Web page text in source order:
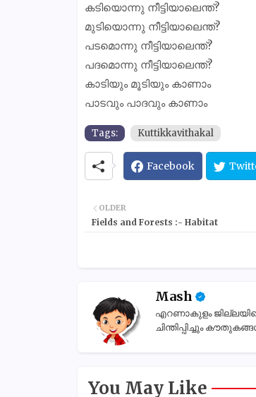
കടിയൊന്നു നീട്ടിയാലെന്ത്?
മുടിയൊന്നു നീട്ടിയാലെന്ത്?
പടമൊന്നു നീട്ടിയാലെന്ത്?
പദമൊന്നു നീട്ടിയാലെന്ത്?
കാടിയും മൂടിയും കാണാം
പാടവും പാദവും കാണാം
Tags: Kuttikkavithakal
Facebook
OLDER
Fields and Forests :- Habitat
Mash
എറണാകുളം
ചിന്തിപ്പിച്ചും
You May Like